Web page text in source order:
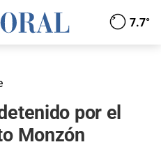
7.7°
por el
Monzón